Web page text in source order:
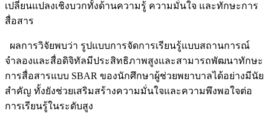
เปลี่ยนแปลงเชิงบวกทั้งด้านความรู้ ความมั่นใจ และทักษะการ
สื่อสาร
ผลการวิจัยพบว่า รูปแบบการจัดการเรียนรู้แบบสถานการณ์
จำลองและสื่อดิจิทัลมีประสิทธิภาพสูงและสามารถพัฒนาทักษะ
การสื่อสารแบบ SBAR ของนักศึกษาผู้ช่วยพยาบาลได้อย่างมีนัย
สำคัญ ทั้งยังช่วยเสริมสร้างความมั่นใจและความพึงพอใจต่อ
การเรียนรู้ในระดับสูง